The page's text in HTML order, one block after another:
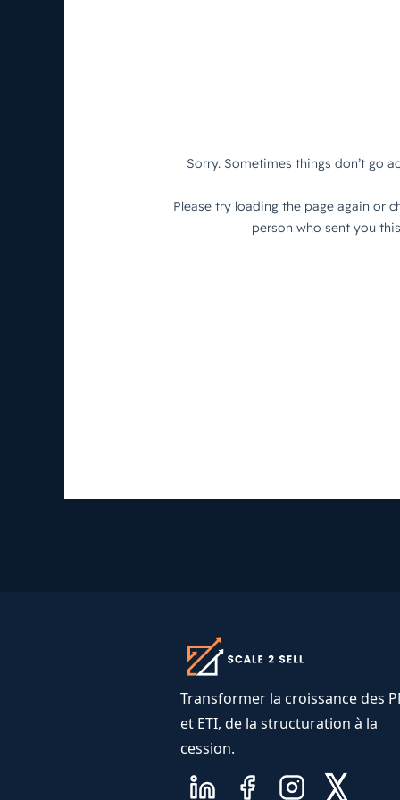
Transformer la croissance des
et ETI, de la structuration à la
cession.